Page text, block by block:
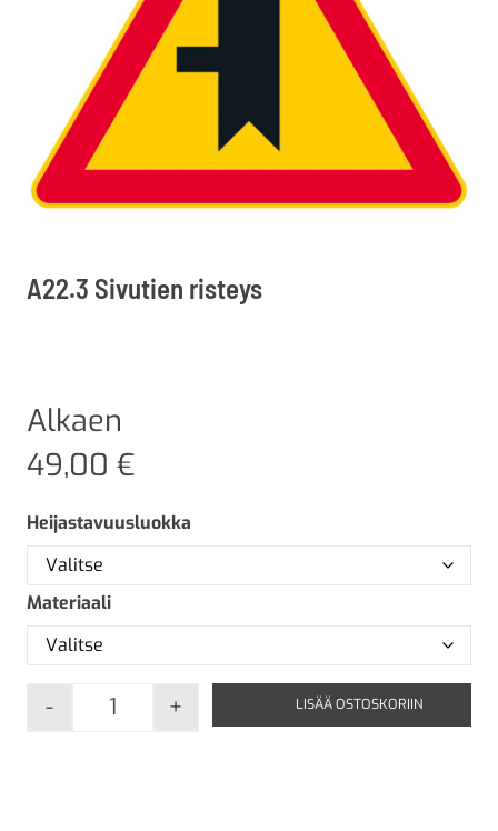
A22.3 Sivutien risteys
Alkaen
49,00 €
Heijastavuusluokka
Materiaali
A22.3 Sivutien risteys määrä
- + LISÄÄ OSTOSKORIIN